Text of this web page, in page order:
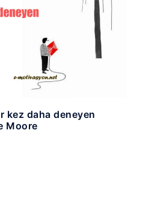
kez daha deneyen
Moore